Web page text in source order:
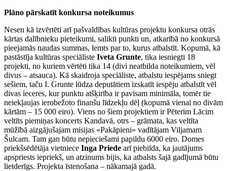
Plāno pārskatīt konkursa noteikumus
Nesen kā izvērtēti arī pašvaldības kultūras projektu konkursa otrās
kārtas dalībnieku pieteikumi, salikti punkti un, atkarībā no konkursā
pieejamās naudas summas, lemts par to, kurus atbalstīt. Kopumā, kā
pastāstīja kultūras speciāliste Iveta Grunte, tika iesniegti 18
projekti, no kuriem vērtēti tika 14 (divi neatbilda noteikumiem, vēl
divus – atsauca). Kā skaidroja speciāliste, atbalstu iespējams sniegt
sešiem, taču I. Grunte lūdza deputātiem izskatīt iespēju atbalstīt vēl
divas ieceres, kur punktu atšķirība ir pavisam minimāla, tomēr tie
neiekļaujas ierobežoto finanšu līdzekļu dēļ (kopumā vienai no divām
kārtām – 15 000 eiro). Viens no šiem projektiem ir Pēterim Lācim
veltīts piemiņas koncerts Kandavā, otrs – grāmata, kas veltīta
mūžībā aizgājušajam misijas «Pakāpieni» vadītājam Viljamam
Šulcam. Tam gan būtu nepieciešami papildu 6000 eiro. Domes
priekšsēdētāja vietniece Inga Priede arī piebilda, ka jautājums
apspriests iepriekš, un atzinums bijis, ka atbalsts šajā gadījumā būtu
lietderīgs. Projekta īstenošana – nākamajā gadā.